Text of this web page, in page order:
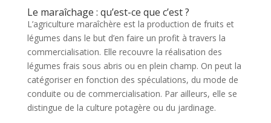
Le maraîchage : qu’est-ce que c’est ?
L’agriculture maraîchère est la production de fruits et
légumes dans le but d’en faire un profit à travers la
commercialisation. Elle recouvre la réalisation des
légumes frais sous abris ou en plein champ. On peut la
catégoriser en fonction des spéculations, du mode de
conduite ou de commercialisation. Par ailleurs, elle se
distingue de la culture potagère ou du jardinage.